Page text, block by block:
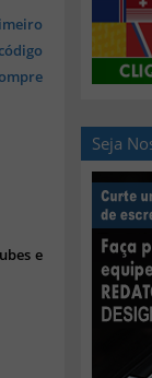
e
Seja